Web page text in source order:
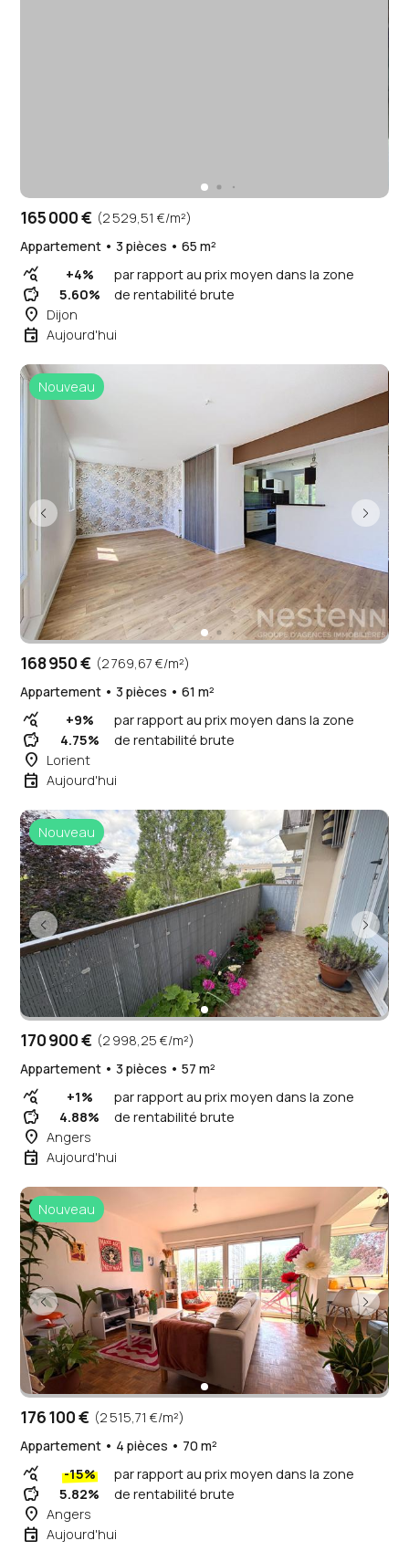
165 000 € (2 529,51 €/m²)
Appartement • 3 pièces • 65 m²
query_stats +4% par rapport au prix moyen dans la zone
savings 5.60% de rentabilité brute
place Dijon
event Aujourd'hui
Nouveau
168 950 € (2 769,67 €/m²)
Appartement • 3 pièces • 61 m²
query_stats +9% par rapport au prix moyen dans la zone
savings 4.75% de rentabilité brute
place Lorient
event Aujourd'hui
Nouveau
170 900 € (2 998,25 €/m²)
Appartement • 3 pièces • 57 m²
query_stats +1% par rapport au prix moyen dans la zone
savings 4.88% de rentabilité brute
place Angers
event Aujourd'hui
Nouveau
176 100 € (2 515,71 €/m²)
Appartement • 4 pièces • 70 m²
query_stats -15% par rapport au prix moyen dans la zone
savings 5.82% de rentabilité brute
place Angers
event Aujourd'hui